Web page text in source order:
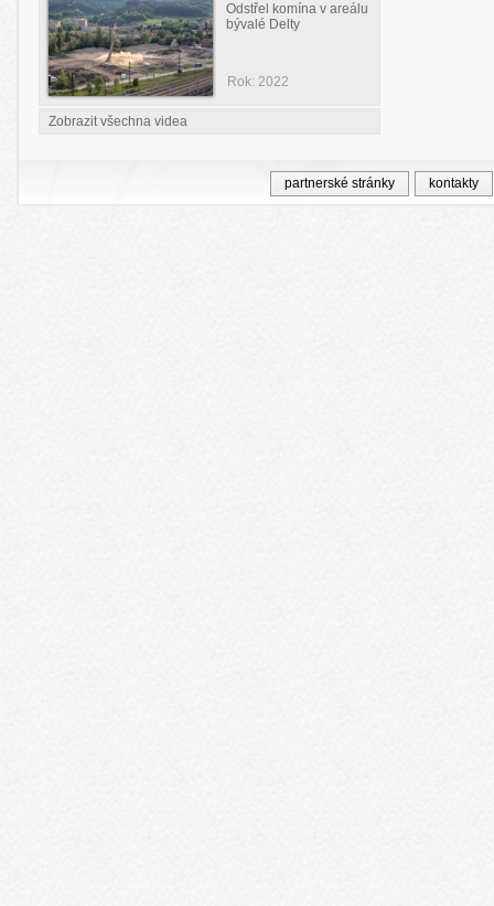
Odstřel komína v areálu
bývalé Delty
Rok: 2022
Zobrazit všechna videa
partnerské stránky kontakty